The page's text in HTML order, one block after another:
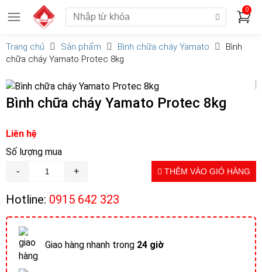
0
Trang chủ Sản phẩm Bình chữa cháy Yamato
Bình
chữa cháy Yamato Protec 8kg
Bình chữa cháy Yamato Protec 8kg
Liên hệ
Số lượng mua
THÊM VÀO GIỎ HÀNG
Hotline: 0915 642 323
Giao hàng nhanh trong 24 giờ